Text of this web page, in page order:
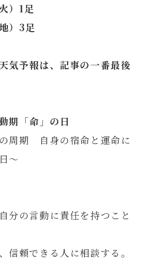
）1足
）3足
気予報は、記事の一番最後
「命」の日
周期 自身の宿命と運命に
～
分の言動に責任を持つこと
信頼できる人に相談する。